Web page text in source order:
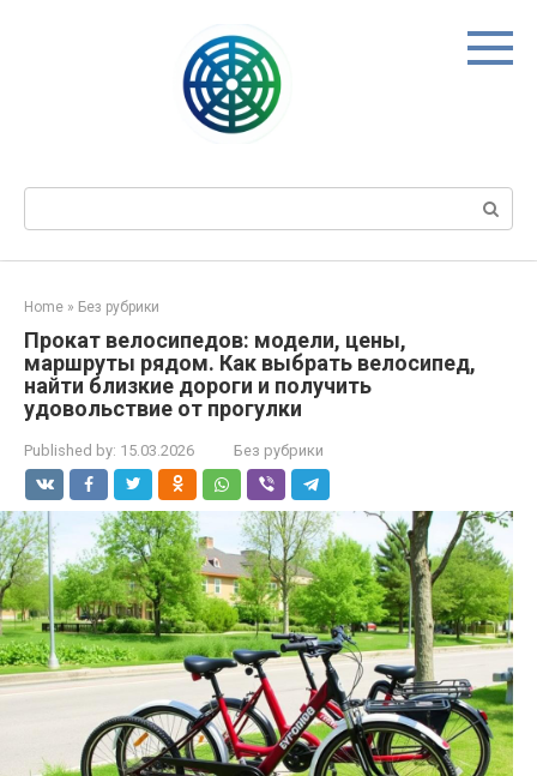
Search:
Home » Без рубрики
Прокат велосипедов: модели, цены,
маршруты рядом. Как выбрать велосипед,
найти близкие дороги и получить
удовольствие от прогулки
Published by: 15.03.2026 Без рубрики